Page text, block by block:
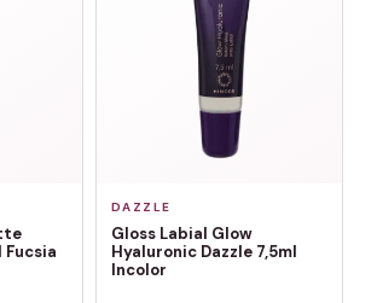
DAZZLE
Gloss Labial Glow
Hyaluronic Dazzle 7,5ml
Incolor